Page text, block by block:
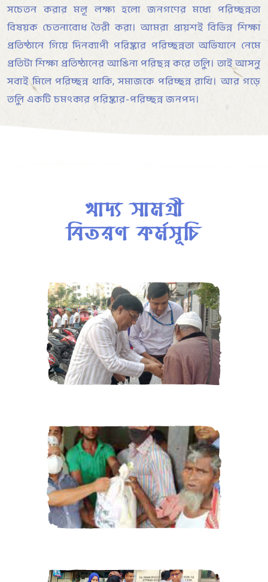
সচেতন করার মূল লক্ষ্য হলো জনগণের মধ্যে পরিচ্ছন্নতা
বিষয়ক চেতনাবোধ তৈরী করা। আমরা প্রায়শই বিভিন্ন শিক্ষা
প্রতিষ্ঠানে গিয়ে দিনব্যাপী পরিষ্কার পরিচ্ছন্নতা অভিযানে নেমে
প্রতিটা শিক্ষা প্রতিষ্ঠানের আঙিনা পরিছন্ন করে তুলি। তাই আসুন
সবাই মিলে পরিচ্ছন্ন থাকি, সমাজকে পরিচ্ছন্ন রাখি। আর গড়ে
তুলি একটি চমৎকার পরিষ্কার-পরিচ্ছন্ন জনপদ।
খাদ্য সামগ্রী
বিতরণ কর্মসূচি